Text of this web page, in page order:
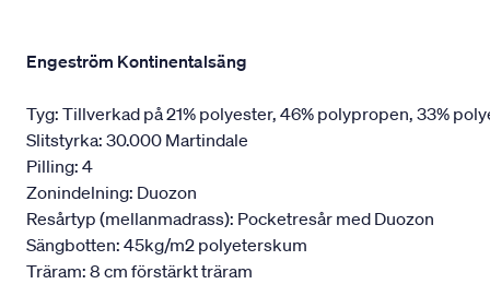
Engeström Kontinentalsäng
Tyg: Tillverkad på 21% polyester, 46% polypropen, 33%
Slitstyrka: 30.000 Martindale
Pilling: 4
Zonindelning: Duozon
Resårtyp (mellanmadrass): Pocketresår med Duozon
Sängbotten: 45kg/m2 polyeterskum
Träram: 8 cm förstärkt träram